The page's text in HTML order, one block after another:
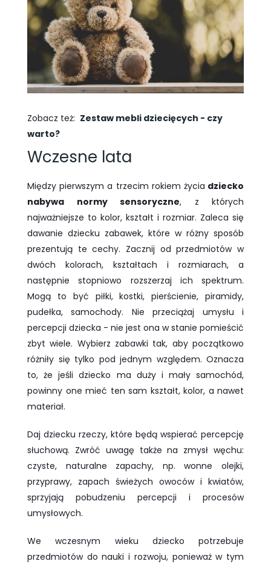
Zobacz też: ​ Zestaw mebli dziecięcych - czy
warto?
Wczesne lata
Między pierwszym a trzecim rokiem życia dziecko
nabywa normy sensoryczne, z których
najważniejsze to kolor, kształt i rozmiar. Zaleca się
dawanie dziecku zabawek, które w różny sposób
prezentują te cechy. Zacznij od przedmiotów w
dwóch kolorach, kształtach i rozmiarach, a
następnie stopniowo rozszerzaj ich spektrum.
Mogą to być piłki, kostki, pierścienie, piramidy,
pudełka, samochody. Nie przeciążaj umysłu i
percepcji dziecka - nie jest ona w stanie pomieścić
zbyt wiele. Wybierz zabawki tak, aby początkowo
różniły się tylko pod jednym względem. Oznacza
to, że jeśli dziecko ma duży i mały samochód,
powinny one mieć ten sam kształt, kolor, a nawet
materiał.
Daj dziecku rzeczy, które będą wspierać percepcję
słuchową. Zwróć uwagę także na zmysł węchu:
czyste, naturalne zapachy, np. wonne olejki,
przyprawy, zapach świeżych owoców i kwiatów,
sprzyjają pobudzeniu percepcji i procesów
umysłowych.
We wczesnym wieku dziecko potrzebuje
przedmiotów do nauki i rozwoju, ponieważ w tym